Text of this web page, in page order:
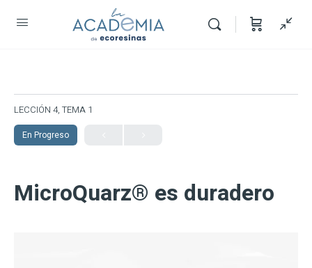
LECCIÓN 4, TEMA 1
En Progreso
MicroQuarz® es duradero